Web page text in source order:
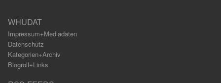
WHUDAT
Impressum+Mediadaten
Datenschutz
Kategorien+Archiv
Blogroll+Links